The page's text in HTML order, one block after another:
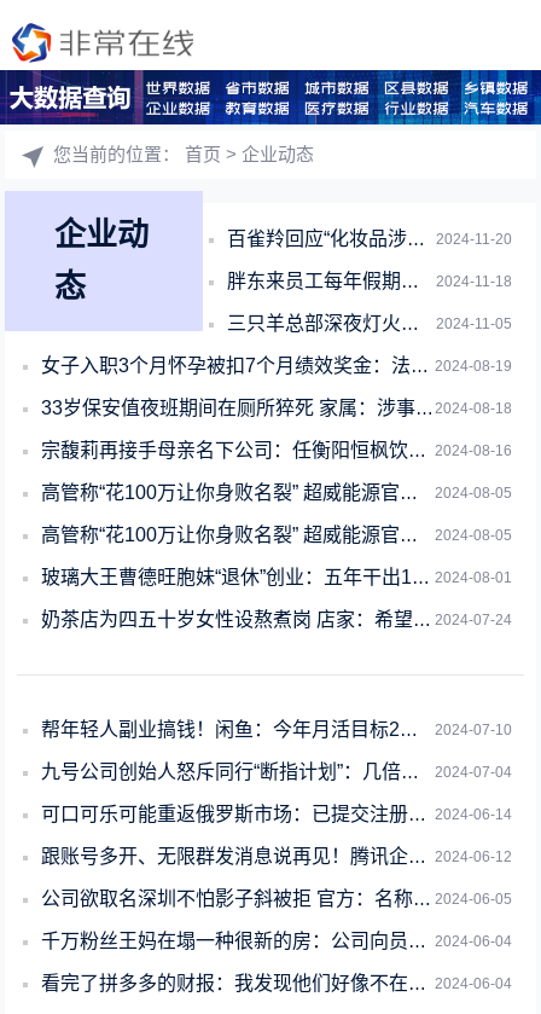
您当前的位置：首页 > 企业动态
企业动
态
2024-11-20
百雀羚回应“化妆品涉嫌添加禁用原料属”传闻：不存在相关问题
2024-11-18
胖东来员工每年假期超150天：于东来希望员工享受美好的生命
2024-11-05
三只羊总部深夜灯火通明：有主播靠直播三只羊总部涨粉数十万
2024-08-19
女子入职3个月怀孕被扣7个月绩效奖金：法院判了
2024-08-18
33岁保安值夜班期间在厕所猝死 家属：涉事公司尚未认定工亡
2024-08-16
宗馥莉再接手母亲名下公司：任衡阳恒枫饮料执行董事
2024-08-05
高管称“花100万让你身败名裂” 超威能源官方声明：免其职务
2024-08-05
高管称“花100万让你身败名裂” 超威能源官方声明：免其职责
2024-08-01
玻璃大王曹德旺胞妹“退休”创业：五年干出182亿独角兽
2024-07-24
奶茶店为四五十岁女性设熬煮岗 店家：希望提供更具人文关怀的工作环境
2024-07-10
帮年轻人副业搞钱！闲鱼：今年月活目标2亿 未来发展靠6个字
2024-07-04
九号公司创始人怒斥同行“断指计划”：几倍薪酬挖人 用3个月掏走秘密后就开掉
2024-06-14
可口可乐可能重返俄罗斯市场：已提交注册多个商标申请
2024-06-12
跟账号多开、无限群发消息说再见！腾讯企业微信宣布严打外挂
2024-06-05
公司欲取名深圳不怕影子斜被拒 官方：名称结构不完整 缺少含义表述
2024-06-04
千万粉丝王妈在塌一种很新的房：公司向员工致歉并澄清5点
2024-06-04
看完了拼多多的财报：我发现他们好像不在乎钱